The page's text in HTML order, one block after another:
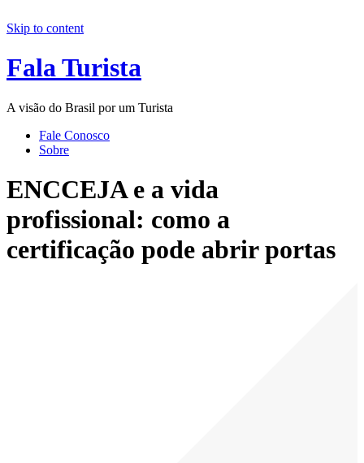
Skip to content
Fala Turista
A visão do Brasil por um Turista
Fale Conosco
Sobre
ENCCEJA e a vida
profissional: como a
certificação pode abrir portas